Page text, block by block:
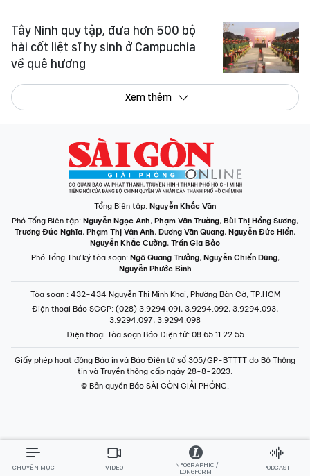
Tây Ninh quy tập, đưa hơn 500 bộ
hài cốt liệt sĩ hy sinh ở Campuchia
về quê hương
Xem thêm
Tổng Biên tập: Nguyễn Khắc Văn
Phó Tổng Biên tập: Nguyễn Ngọc Anh, Phạm Văn Trường, Bùi Thị Hồng Sương,
Trương Đức Nghĩa, Phạm Thị Vân Anh, Dương Văn Quang, Nguyễn Đức Hiển,
Nguyễn Khắc Cường, Trần Gia Bảo
Phó Tổng Thư ký tòa soạn: Ngô Quang Trưởng, Nguyễn Chiến Dũng,
Nguyễn Phước Bình
Tòa soạn : 432-434 Nguyễn Thị Minh Khai, Phường Bàn Cờ, TP.HCM
Điện thoại Báo SGGP: (028) 3.9294.091, 3.9294.092, 3.9294.093,
3.9294.097, 3.9294.098
Điện thoại Tòa soạn Báo Điện tử: 08 65 11 22 55
Giấy phép hoạt động Báo in và Báo Điện tử số 305/GP-BTTTT do Bộ Thông
tin và Truyền thông cấp ngày 28-8-2023.
© Bản quyền Báo SÀI GÒN GIẢI PHÓNG.
CHUYÊN MỤC VIDEO
INFOGRAPHIC /
LONGFORM
PODCAST